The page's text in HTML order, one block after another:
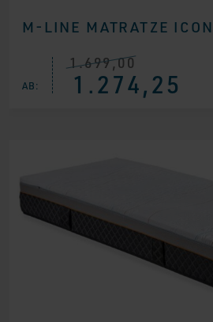
M-LINE MATRATZE
AB:
1.699,00
Ursprünglicher
Preis
war:1.274,25
Aktueller
Preis
ist: